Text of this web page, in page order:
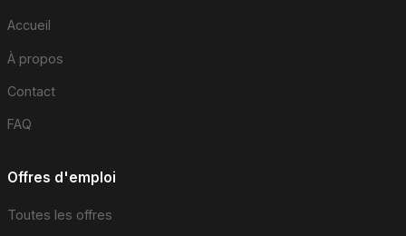
Accueil
À propos
Contact
FAQ
Offres d'emploi
Toutes les offres